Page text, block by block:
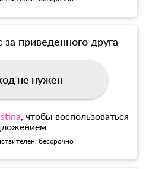
за приведенного друга
не нужен
, чтобы воспользоваться
бессрочно